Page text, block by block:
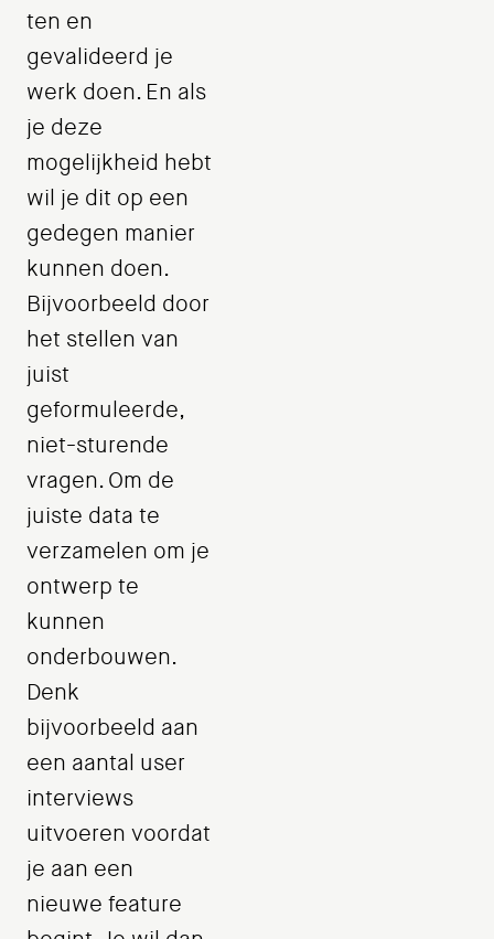
ten en
gevalideerd je
werk doen. En als
je deze
mogelijkheid hebt
wil je dit op een
gedegen manier
kunnen doen.
Bijvoorbeeld door
het stellen van
juist
geformuleerde,
niet-sturende
vragen. Om de
juiste data te
verzamelen om je
ontwerp te
kunnen
onderbouwen.
Denk
bijvoorbeeld aan
een aantal user
interviews
uitvoeren voordat
je aan een
nieuwe feature